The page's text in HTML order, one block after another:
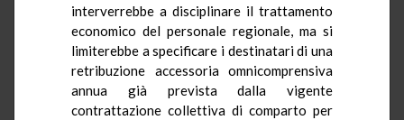
interverrebbe a disciplinare il trattamento
economico del personale regionale, ma si
limiterebbe a specificare i destinatari di una
retribuzione accessoria omnicomprensiva
annua già prevista dalla vigente
contrattazione collettiva di comparto per